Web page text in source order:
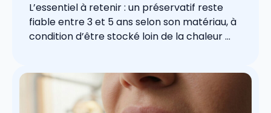
L’essentiel à retenir : un préservatif reste
fiable entre 3 et 5 ans selon son matériau, à
condition d’être stocké loin de la chaleur ...